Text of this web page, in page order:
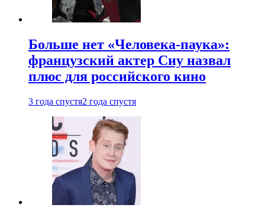
Больше нет «Человека-паука»:
французский актер Сиу назвал
плюс для российского кино
3 года спустя2 года спустя